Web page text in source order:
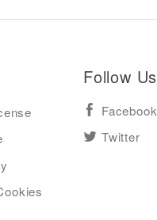
Follow Us
Facebook
Twitter